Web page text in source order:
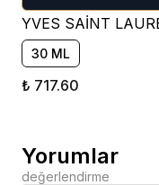
30 ML
₺ 717.60
Yorumlar
değerlendirme